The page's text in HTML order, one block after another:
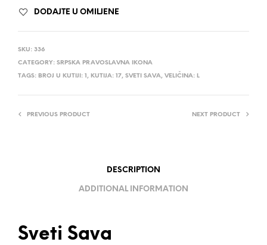
DODAJTE U OMILJENE
SKU: 336
CATEGORY: SRPSKA PRAVOSLAVNA IKONA
TAGS: BROJ U KUTIJI: 1 , KUTIJA: 17, SVETI SAVA, VELIČINA: L
PREVIOUS PRODUCT NEXT PRODUCT
DESCRIPTION
ADDITIONAL INFORMATION
Sveti Sava